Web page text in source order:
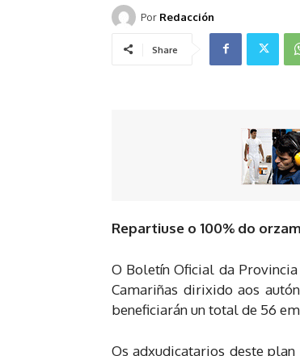
Por Redacción
Share
Repartiuse o 100% do
O Boletín Oficial da
Camariñas dirixido aos
beneficiarán un total de 56
Os adxudicatarios deste